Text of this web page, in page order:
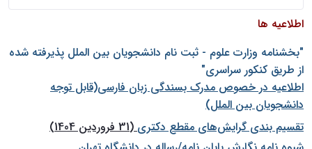
اطلاعیه ها
"بخشنامه وزارت علوم - ثبت نام دانشجويان بين الملل پذيرفته شده
از طريق كنكور سراسری"
اطلاعیه در خصوص مدرک بسندگی زبان فارسی(قابل توجه
دانشجویان بین الملل)
تقسیم بندی گرایش‌های مقطع دکتری(31 فروردین 1404)